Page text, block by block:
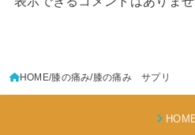
HOME 膝の痛み 膝の痛み サプリ